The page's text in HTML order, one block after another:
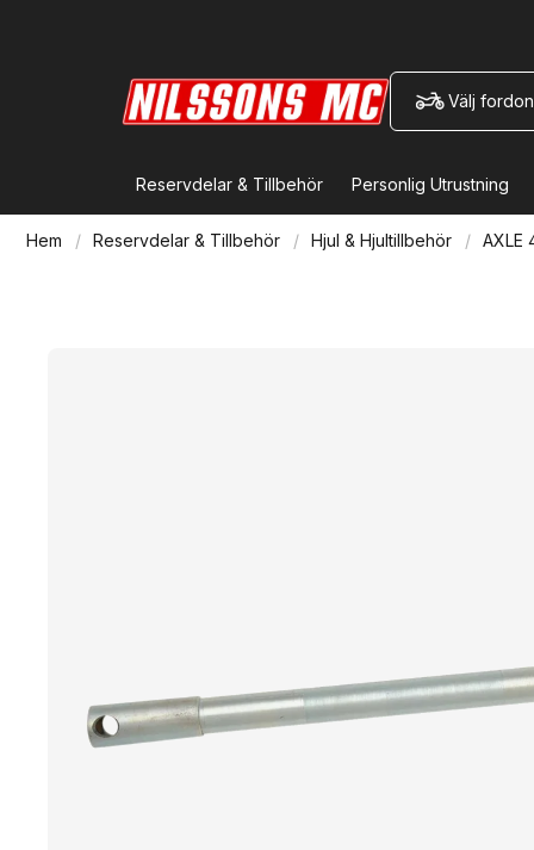
Välj fordon
Reservdelar & Tillbehör Personlig Utrustning
Hem Reservdelar & Tillbehör Hjul & Hjultillbehör AXLE